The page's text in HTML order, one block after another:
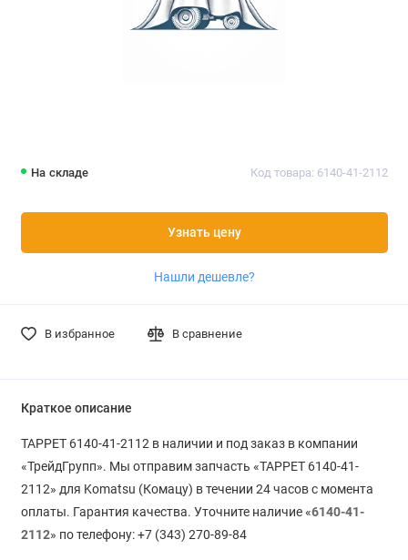
На складе Код товара: 6140-41-2112
Узнать цену
Нашли дешевле?
В избранное В сравнение
Краткое описание
TAPPET 6140-41-2112 в наличии и под заказ в компании
«ТрейдГрупп». Мы отправим запчасть «TAPPET 6140-41-
2112» для Komatsu (Комацу) в течении 24 часов с момента
оплаты. Гарантия качества. Уточните наличие «6140-41-
2112» по телефону: +7 (343) 270-89-84